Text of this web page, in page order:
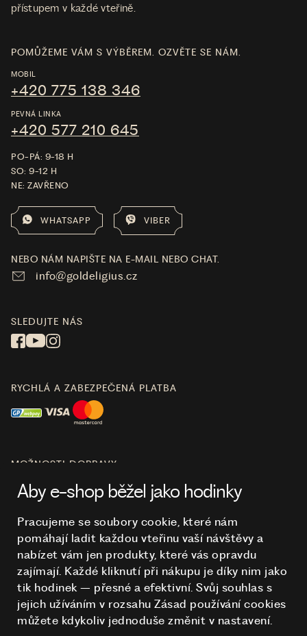
přístupem v každé vteřině.
O NÁKUPU
HODINKY
POMŮŽEME VÁM S VÝBĚREM. OZVĚTE SE NÁM.
MOBIL
+420 775 138 346
PEVNÁ LINKA
+420 577 210 645
PO-PÁ: 9-18 H
SO: 9-12 H
NE: ZAVŘENO
WHATSAPP VIBER
NEBO NÁM NAPIŠTE NA E-MAIL NEBO CHAT.
info@goldeligius.cz
SLEDUJTE NÁS
RYCHLÁ A ZABEZPEČENÁ PLATBA
MOŽNOSTI DOPRAVY
Aby e-shop běžel jako hodinky
Pracujeme se soubory cookie, které nám
pomáhají ladit každou vteřinu vaší návštěvy a
nabízet vám jen produkty, které vás opravdu
zajímají. Každé kliknutí při nákupu je díky nim jako
tik hodinek – přesné a efektivní. Svůj souhlas s
jejich užíváním v rozsahu Zásad používání cookies
můžete kdykoliv jednoduše změnit v nastavení.